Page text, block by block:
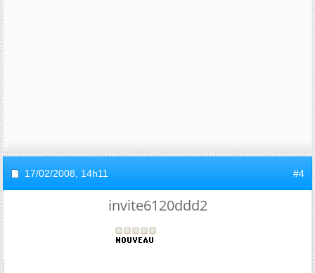
17/02/2008, 14h11 #4
invite6120ddd2